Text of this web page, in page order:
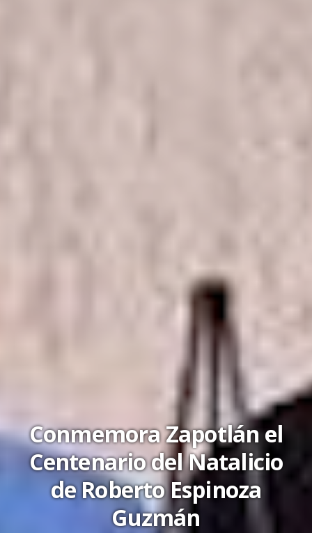
Conmemora Zapotlán el
Centenario del Natalicio
de Roberto Espinoza
Guzmán